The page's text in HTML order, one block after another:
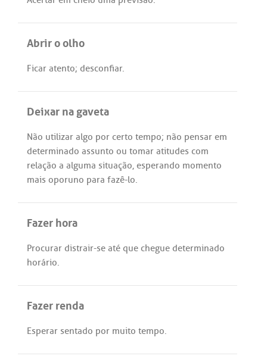
Abrir o olho
Ficar atento; desconfiar.
Deixar na gaveta
Não utilizar algo por certo tempo; não pensar em
determinado assunto ou tomar atitudes com
relação a alguma situação, esperando momento
mais oporuno para fazê-lo.
Fazer hora
Procurar distrair-se até que chegue determinado
horário.
Fazer renda
Esperar sentado por muito tempo.